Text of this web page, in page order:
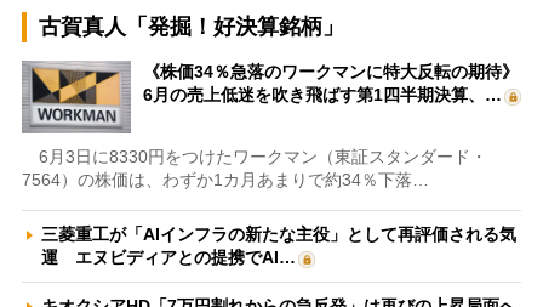
古賀真人「発掘！好決算銘柄」
《株価34％急落のワークマンに特大反転の期待》
6月の売上低迷を吹き飛ばす第1四半期決算、…
6月3日に8330円をつけたワークマン（東証スタンダード・
7564）の株価は、わずか1カ月あまりで約34％下落…
三菱重工が「AIインフラの新たな主役」として再評価される気
運 エヌビディアとの提携でAI…